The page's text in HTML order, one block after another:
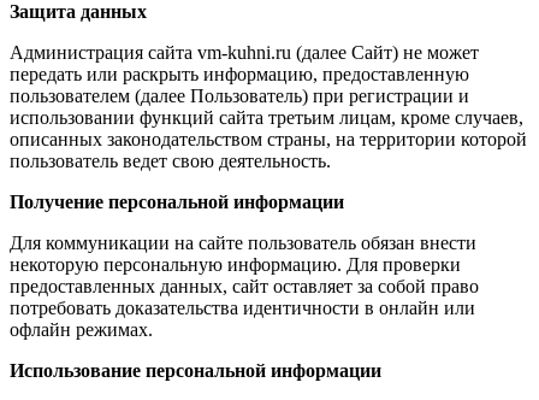
Защита данных
Администрация сайта vm-kuhni.ru (далее Сайт) не может
передать или раскрыть информацию, предоставленную
пользователем (далее Пользователь) при регистрации и
использовании функций сайта третьим лицам, кроме случаев,
описанных законодательством страны, на территории которой
пользователь ведет свою деятельность.
Получение персональной информации
Для коммуникации на сайте пользователь обязан внести
некоторую персональную информацию. Для проверки
предоставленных данных, сайт оставляет за собой право
потребовать доказательства идентичности в онлайн или
офлайн режимах.
Использование персональной информации